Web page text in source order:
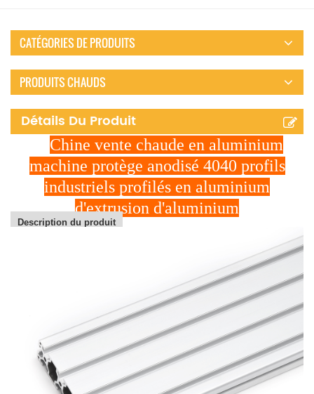
CATÉGORIES DE PRODUITS
PRODUITS CHAUDS
Détails Du Produit
Chine vente chaude en aluminium
machine protège anodisé 4040 profils
industriels profilés en aluminium
d'extrusion d'aluminium
Description du produit